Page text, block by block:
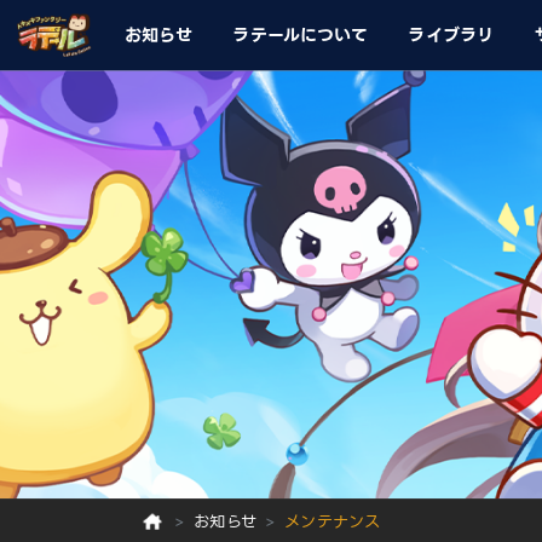
お知らせ ラテールについて ライブラリ
お知らせ メンテナンス